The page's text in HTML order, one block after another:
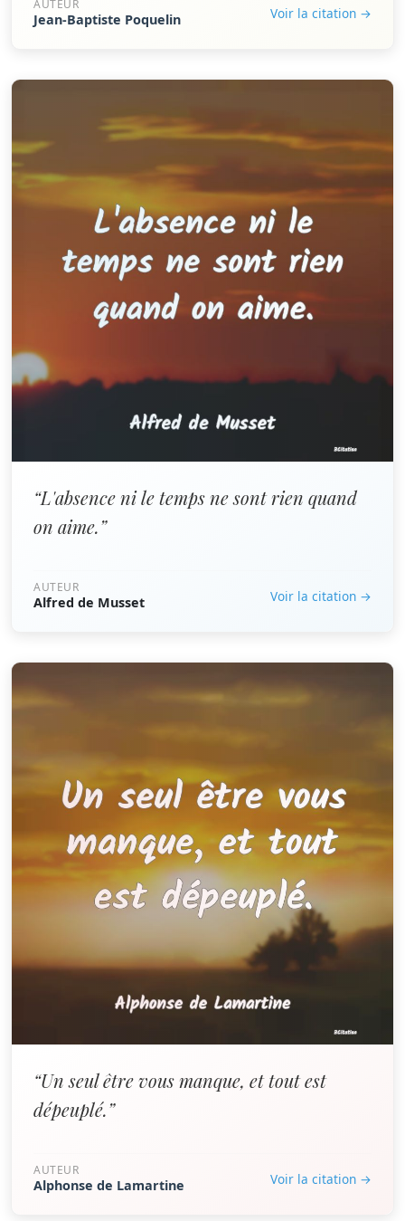
AUTEUR
Jean-Baptiste Poquelin Voir la citation →
“L'absence ni le temps ne sont rien quand
on aime.”
AUTEUR
Alfred de Musset Voir la citation →
“Un seul être vous manque, et tout est
dépeuplé.”
AUTEUR
Alphonse de Lamartine Voir la citation →